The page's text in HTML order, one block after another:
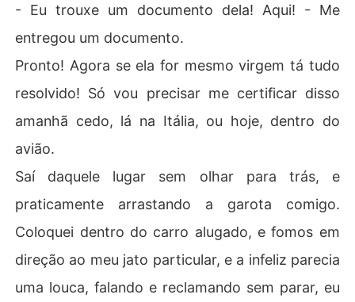
- Eu trouxe um documento dela! Aqui! - Me
entregou um documento.
Pronto! Agora se ela for mesmo virgem tá tudo
resolvido! Só vou precisar me certificar disso
amanhã cedo, lá na Itália, ou hoje, dentro do
avião.
Saí daquele lugar sem olhar para trás, e
praticamente arrastando a garota comigo.
Coloquei dentro do carro alugado, e fomos em
direção ao meu jato particular, e a infeliz parecia
uma louca, falando e reclamando sem parar, eu